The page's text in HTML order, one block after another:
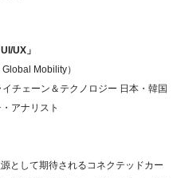
UX」
Mobility）
チェーン＆テクノロジー 日本・韓国
・アナリスト
として期待されるコネクテッドカー